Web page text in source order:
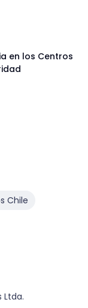
en los Centros
Chile
Ltda.